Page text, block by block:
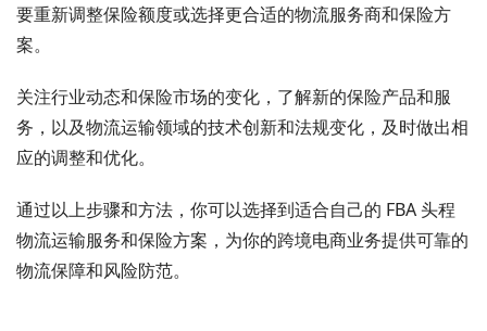
要重新调整保险额度或选择更合适的物流服务商和保险方
案。
关注行业动态和保险市场的变化，了解新的保险产品和服
务，以及物流运输领域的技术创新和法规变化，及时做出相
应的调整和优化。
通过以上步骤和方法，你可以选择到适合自己的 FBA 头程
物流运输服务和保险方案，为你的跨境电商业务提供可靠的
物流保障和风险防范。